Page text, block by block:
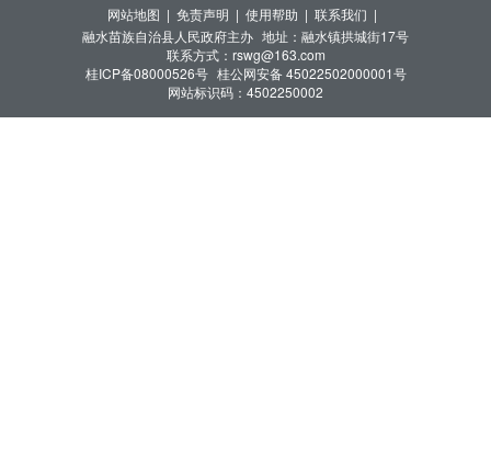
网站地图 | 免责声明 | 使用帮助 | 联系我们 |
融水苗族自治县人民政府主办 地址：融水镇拱城街17号
联系方式：rswg@163.com
桂ICP备08000526号 桂公网安备 45022502000001号
网站标识码：4502250002